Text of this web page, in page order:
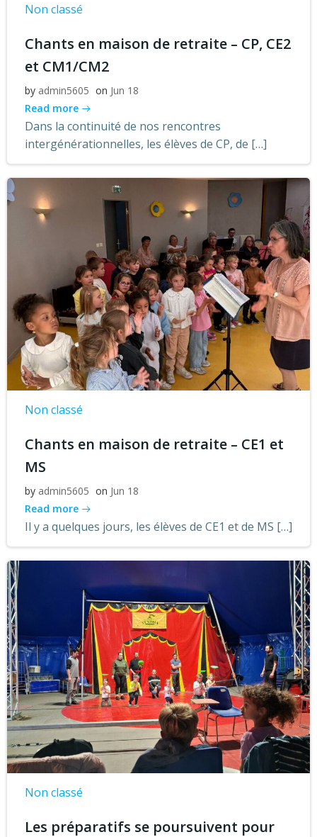
Non classé
Chants en maison de retraite – CP, CE2
et CM1/CM2
by admin5605 on Jun 18
Read more
Dans la continuité de nos rencontres
intergénérationnelles, les élèves de CP, de […]
Non classé
Chants en maison de retraite – CE1 et
MS
by admin5605 on Jun 18
Read more
Il y a quelques jours, les élèves de CE1 et de MS […]
Non classé
Les préparatifs se poursuivent pour